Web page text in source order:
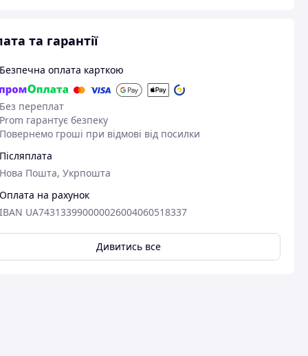
та гарантії
Безпечна оплата карткою
Без переплат
Prom гарантує безпеку
Повернемо гроші при відмові від посилки
Післяплата
Нова Пошта, Укрпошта
Оплата на рахунок
IBAN UA743133990000026004060518337
Дивитись все